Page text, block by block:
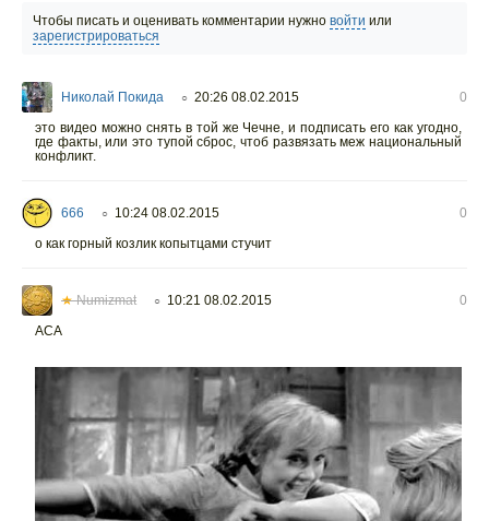
Чтобы писать и оценивать комментарии нужно войти или
зарегистрироваться
Николай Покида ○ 20:26 08.02.2015
0
это видео можно снять в той же Чечне, и подписать его как угодно,
где факты, или это тупой сброс, чтоб развязать меж национальный
конфликт.
666 ○ 10:24 08.02.2015
0
о как горный козлик копытцами стучит
★Numizmat ○ 10:21 08.02.2015
0
АСА